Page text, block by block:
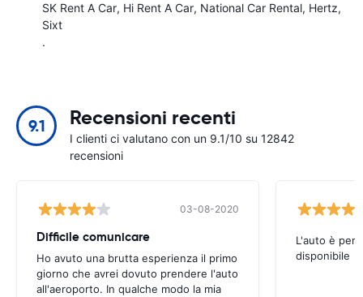
SK Rent A Car Hi Rent A Car National Car Rental Hertz
Sixt
.
9.1 Recensioni recenti
I clienti ci valutano con un 9.1/10 su 12842
recensioni
03-08-2020
Difficile comunicare
Ho avuto una brutta esperienza il primo
giorno che avrei dovuto prendere l'auto
all'aeroporto. In qualche modo la mia
L'auto è
disponibile